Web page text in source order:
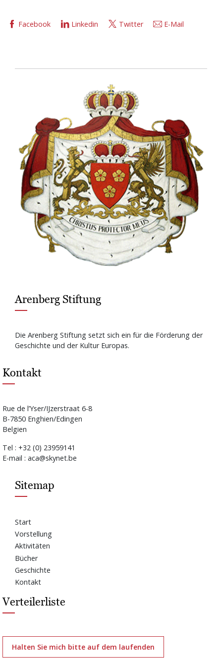
Facebook Linkedin Twitter E-Mail
Arenberg Stiftung
Die Arenberg Stiftung setzt sich ein für die Förderung der
Geschichte und der Kultur Europas.
Kontakt
Rue de l’Yser/IJzerstraat 6-8
B-7850 Enghien/Edingen
Belgien
Tel : +32 (0) 23959141
E-mail : aca@skynet.be
Sitemap
Start
Vorstellung
Aktivitäten
Bücher
Geschichte
Kontakt
Verteilerliste
Halten Sie mich bitte auf dem laufenden